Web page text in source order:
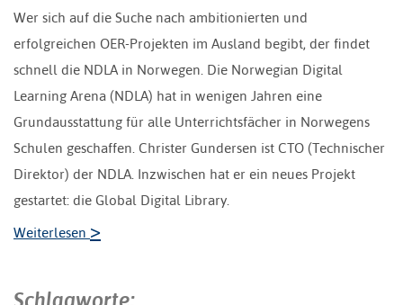
Wer sich auf die Suche nach ambitionierten und
erfolgreichen OER-Projekten im Ausland begibt, der findet
schnell die NDLA in Norwegen. Die Norwegian Digital
Learning Arena (NDLA) hat in wenigen Jahren eine
Grundausstattung für alle Unterrichtsfächer in Norwegens
Schulen geschaffen. Christer Gundersen ist CTO (Technischer
Direktor) der NDLA. Inzwischen hat er ein neues Projekt
gestartet: die Global Digital Library.
Weiterlesen >
Schlagworte: